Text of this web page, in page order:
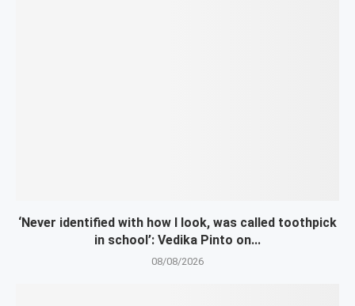
‘Never identified with how I look, was called toothpick
in school’: Vedika Pinto on...
08/08/2026